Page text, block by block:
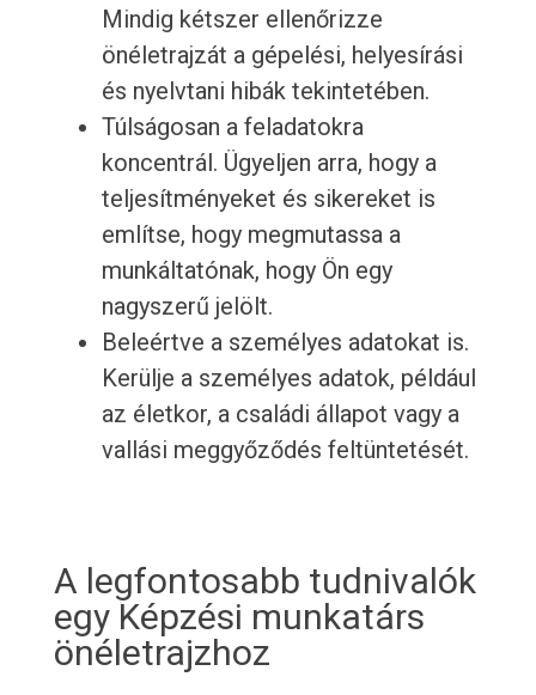
Mindig kétszer ellenőrizze
önéletrajzát a gépelési, helyesírási
és nyelvtani hibák tekintetében.
Túlságosan a feladatokra
koncentrál. Ügyeljen arra, hogy a
teljesítményeket és sikereket is
említse, hogy megmutassa a
munkáltatónak, hogy Ön egy
nagyszerű jelölt.
Beleértve a személyes adatokat is.
Kerülje a személyes adatok, például
az életkor, a családi állapot vagy a
vallási meggyőződés feltüntetését.
A legfontosabb tudnivalók
egy Képzési munkatárs
önéletrajzhoz